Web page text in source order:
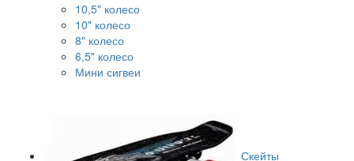
10,5" колесо
10" колесо
8" колесо
6,5" колесо
Мини сигвеи
Скейты